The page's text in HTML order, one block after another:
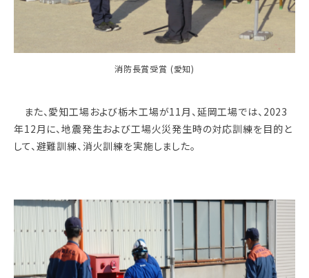
消防長賞受賞 (愛知)
また、愛知工場および栃木工場が11月、延岡工場では、2023
年12月に、地震発生および工場火災発生時の対応訓練を目的と
して、避難訓練、消火訓練を実施しました。